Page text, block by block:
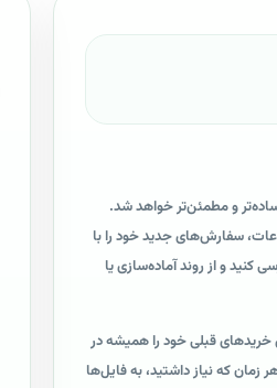
ساده‌تر و مطمئن‌تر خواهد شد.
سفارش‌های جدید خود را با
و از روند آماده‌سازی یا
قبلی خود را همیشه در
که نیاز داشتید، به فایل‌ها